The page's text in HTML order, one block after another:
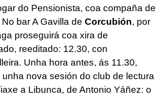
do Pensionista, coa compaña de
bar A Gavilla de Corcubión, por
proseguirá coa xira de
reeditado: 12.30, con
Unha hora antes, ás 11.30,
unha nova sesión do club de lectura
a Libunca, de Antonio Yáñez: o